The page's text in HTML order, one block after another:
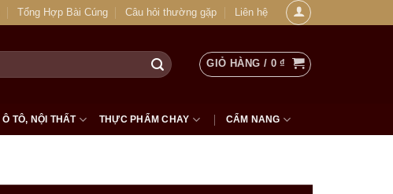
Tổng Hợp Bài Cúng Câu hỏi thường gặp Liên hệ
GIỎ HÀNG / 0₫
Ô TÔ, NỘI THẤT THỰC PHẨM CHAY CẨM NANG